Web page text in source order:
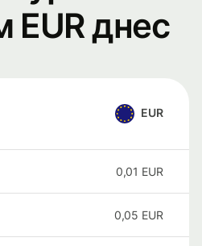
EUR днес
EUR
0,01 EUR
0,05 EUR